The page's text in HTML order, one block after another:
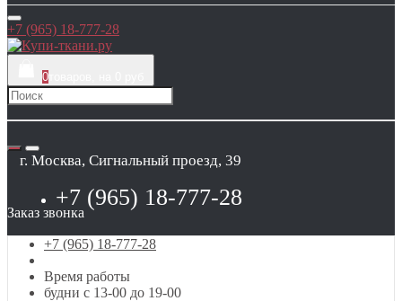
+7 (965) 18-777-28
0
г. Москва, Сигнальный проезд, 39
+7 (965) 18-777-28
Заказ звонка
+7 (965) 18-777-28
Время работы
будни с 13-00 до 19-00